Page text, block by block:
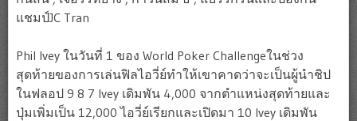
แชมป์JC Tran
Phil Ivey ในวันที่ 1 ของ World Poker Challengeในช่วง
สุดท้ายของการเล่นฟิลไอวี่ย์ทำให้เขาคาดว่าจะเป็นผู้นำชิป
ในฟลอป 9 8 7 Ivey เดิมพัน 4,000 จากตำแหน่งสุดท้ายและ
ปุ่มเพิ่มเป็น 12,000 ไอวี่ย์เรียกและเปิดมา 10 Ivey เดิมพัน